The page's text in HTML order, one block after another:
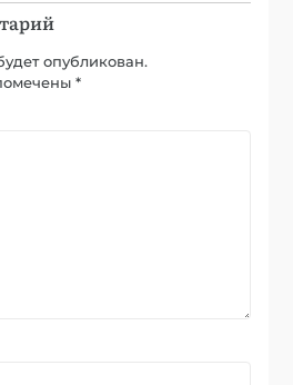
опубликован.
*